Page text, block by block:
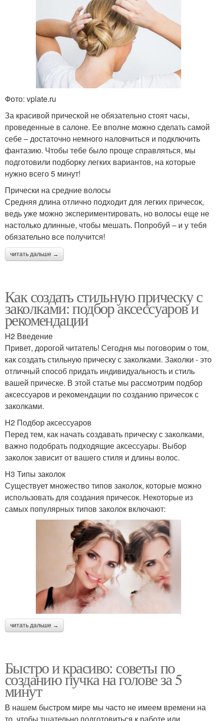
Фото: vplate.ru
За красивой прической не обязательно стоят часы,
проведенные в салоне. Ее вполне можно сделать самой
себе – достаточно немного наловчиться и подключить
фантазию. Чтобы тебе было проще справляться, мы
подготовили подборку легких вариантов, на которые
нужно всего 5 минут!
Прически на средние волосы
Средняя длина отлично подходит для легких причесок,
ведь уже можно экспериментировать, но волосы еще не
настолько длинные, чтобы мешать. Попробуй – и у тебя
обязательно все получится!
читать дальше →
Как создать стильную прическу с
заколками: подбор аксессуаров и
рекомендации
H2 Введение
Привет, дорогой читатель! Сегодня мы поговорим о том,
как создать стильную прическу с заколками. Заколки - это
отличный способ придать индивидуальность и стиль
вашей прическе. В этой статье мы рассмотрим подбор
аксессуаров и рекомендации по созданию причесок с
заколками.
H2 Подбор аксессуаров
Перед тем, как начать создавать прическу с заколками,
важно подобрать подходящие аксессуары. Выбор
заколок зависит от вашего стиля и длины волос.
H3 Типы заколок
Существует множество типов заколок, которые можно
использовать для создания причесок. Некоторые из
самых популярных типов заколок включают:
читать дальше →
Быстро и красиво: советы по
созданию пучка на голове за 5
минут
В нашем быстром мире мы часто не имеем времени на
то, чтобы тщательно подготовиться к работе или